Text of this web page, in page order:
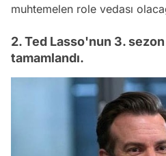
muhtemelen role vedası
2. Ted Lasso'nun 3.
tamamlandı.